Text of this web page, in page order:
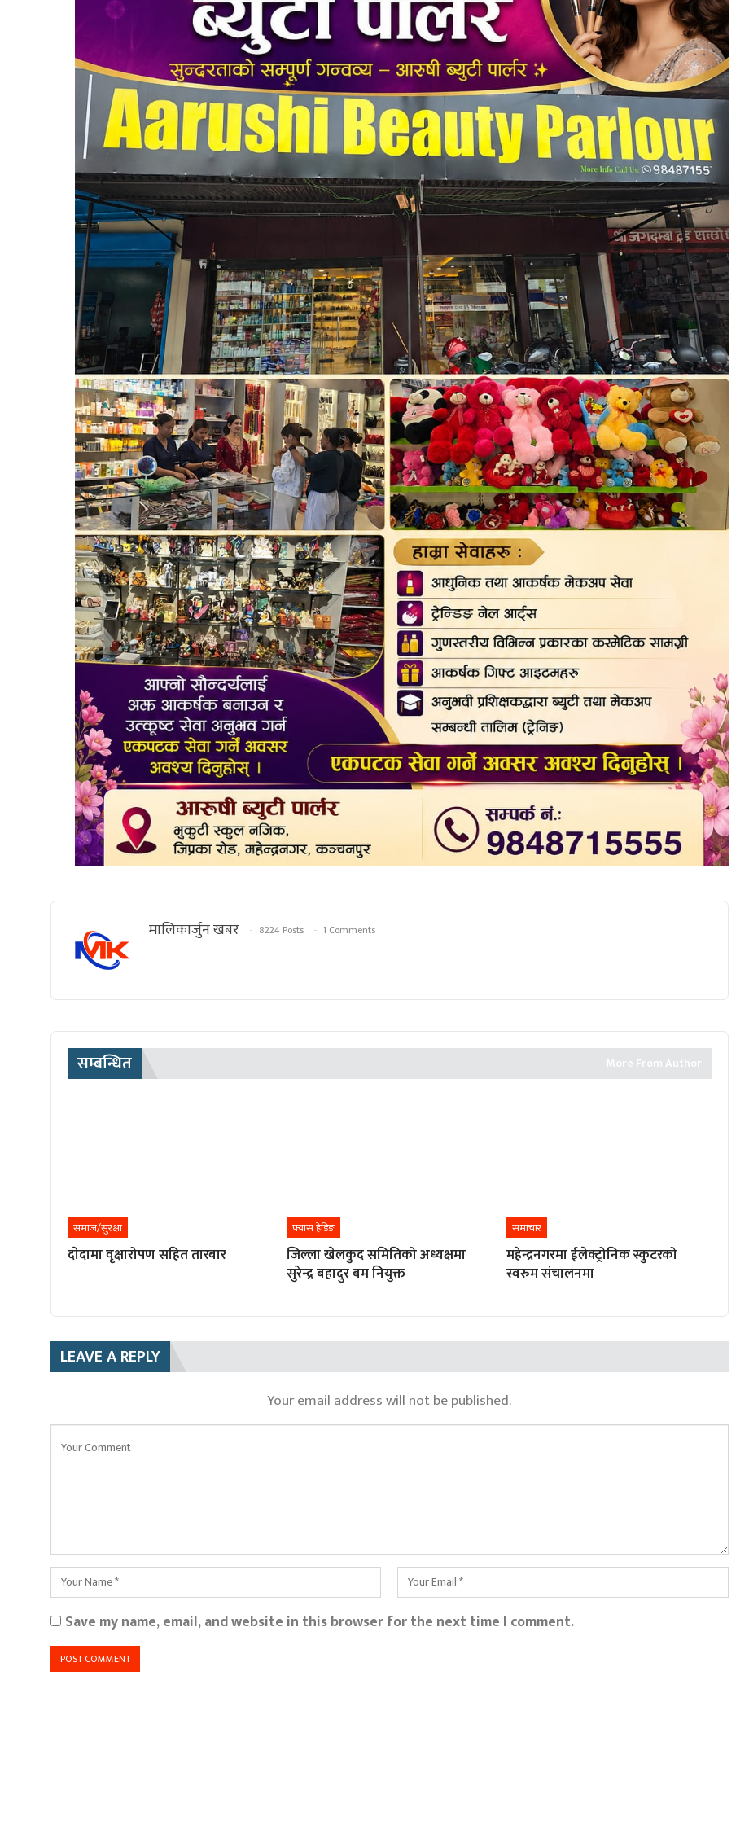
मालिकार्जुन खबर 8224 Posts 1 Comments
सम्बन्धित More From Author
समाज/सुरक्षा
दाेदामा वृक्षारोपण सहित तारबार
फ्यास हेडिङ
जिल्ला खेलकुद समितिको अध्यक्षमा
सुरेन्द्र बहादुर बम नियुक्त
समाचार
महेन्द्रनगरमा ईलेक्ट्रोनिक स्कुटरको
स्वरुम संचालनमा
LEAVE A REPLY
Your email address will not be published.
Save my name, email, and website in this browser for the next time I comment.